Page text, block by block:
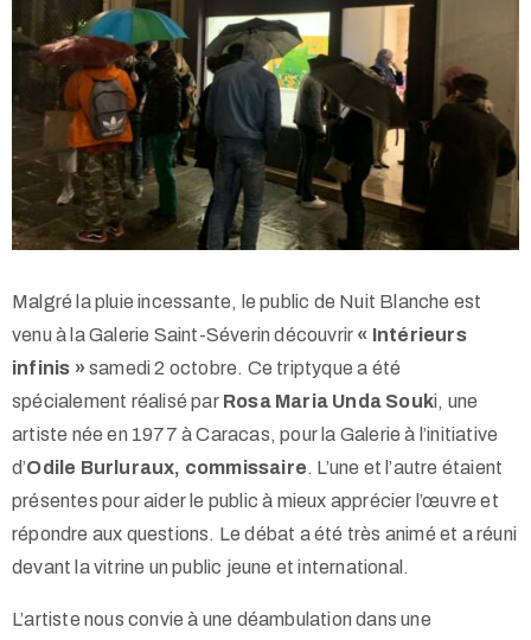
Malgré la pluie incessante, le public de Nuit Blanche est
venu à la Galerie Saint-Séverin découvrir « Intérieurs
infinis » samedi 2 octobre. Ce triptyque a été
spécialement réalisé par Rosa Maria Unda Souki, une
artiste née en 1977 à Caracas, pour la Galerie à l’initiative
d’Odile Burluraux, commissaire. L’une et l’autre étaient
présentes pour aider le public à mieux apprécier l’œuvre et
répondre aux questions. Le débat a été très animé et a réuni
devant la vitrine un public jeune et international.
L’artiste nous convie à une déambulation dans une